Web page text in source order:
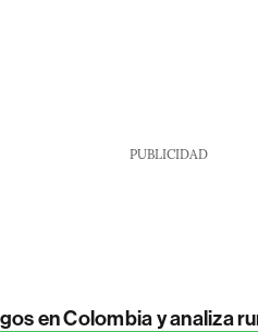
PUBLICIDAD
en Colombia y analiza